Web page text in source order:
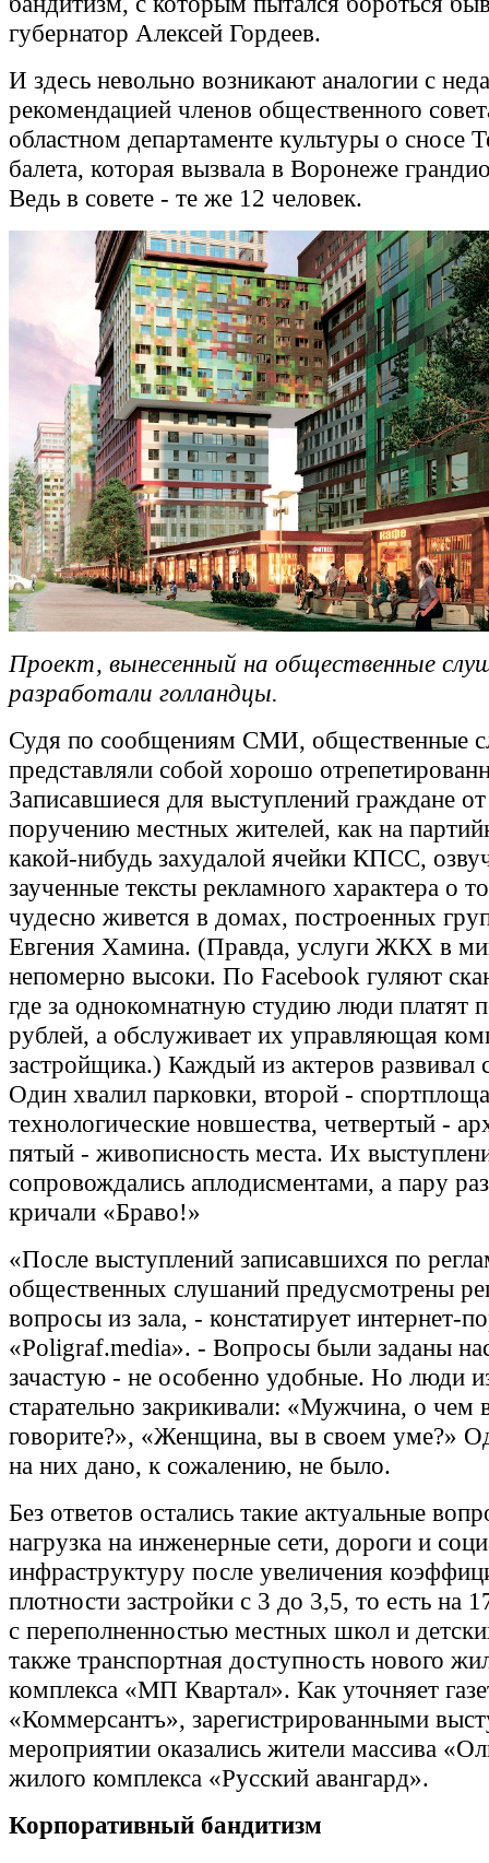
губернатор Алексей Гордеев.
И здесь невольно возникают аналогии с
рекомендацией членов общественного
областном департаменте культуры о сносе
балета, которая вызвала в Воронеже
Ведь в совете - те же 12 человек.
Проект, вынесенный на общественные
разработали голландцы.
Судя по сообщениям СМИ, общественные
представляли собой хорошо
Записавшиеся для выступлений граждане
поручению местных жителей, как на
какой-нибудь захудалой ячейки КПСС,
заученные тексты рекламного характера о
чудесно живется в домах, построенных
Евгения Хамина. (Правда, услуги ЖКХ в
непомерно высоки. По Facebook гуляют
где за однокомнатную студию люди платят
рублей, а обслуживает их управляющая
застройщика.) Каждый из актеров развивал
Один хвалил парковки, второй -
технологические новшества, четвертый -
пятый - живописность места. Их
сопровождались аплодисментами, а пару
кричали «Браво!»
«После выступлений записавшихся по
общественных слушаний предусмотрены
вопросы из зала, - констатирует интернет-
«Poligraf.media». - Вопросы были заданы
зачастую - не особенно удобные. Но люди
старательно закрикивали: «Мужчина, о
говорите?», «Женщина, вы в своем уме?»
на них дано, к сожалению, не было.
Без ответов остались такие актуальные
нагрузка на инженерные сети, дороги и
инфраструктуру после увеличения
плотности застройки с 3 до 3,5, то есть на
с переполненностью местных школ и
также транспортная доступность нового
комплекса «МП Квартал». Как уточняет
«Коммерсантъ», зарегистрированными
мероприятии оказались жители массива
жилого комплекса «Русский авангард».
Корпоративный бандитизм